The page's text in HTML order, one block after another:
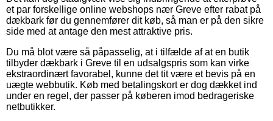
et par forskellige online webshops nær Greve efter rabat på
dækbark før du gennemfører dit køb, så man er på den sikre
side med at antage den mest attraktive pris.
Du må blot være så påpasselig, at i tilfælde af at en butik
tilbyder dækbark i Greve til en udsalgspris som kan virke
ekstraordinært favorabel, kunne det tit være et bevis på en
uægte webbutik. Køb med betalingskort er dog dækket ind
under en regel, der passer på køberen imod bedrageriske
netbutikker.